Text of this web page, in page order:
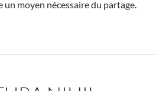
moyen nécessaire du partage.